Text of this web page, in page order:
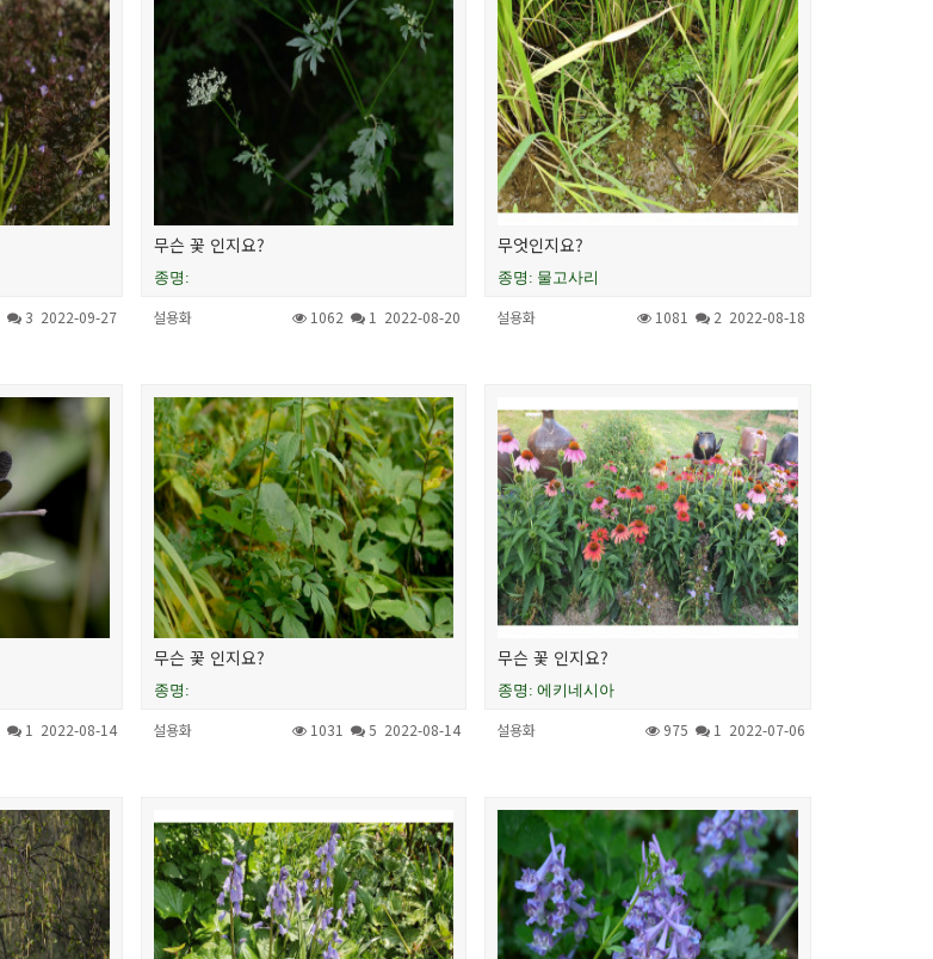
3 2022-09-27
무슨 꽃 인지요?
종명:
설용화 1062 1 2022-08-20
무엇인지요?
종명: 물고사리
설용화 1081 2 2022-08-18
1 2022-08-14
무슨 꽃 인지요?
종명:
설용화 1031 5 2022-08-14
무슨 꽃 인지요?
종명: 에키네시아
설용화 975 1 2022-07-06